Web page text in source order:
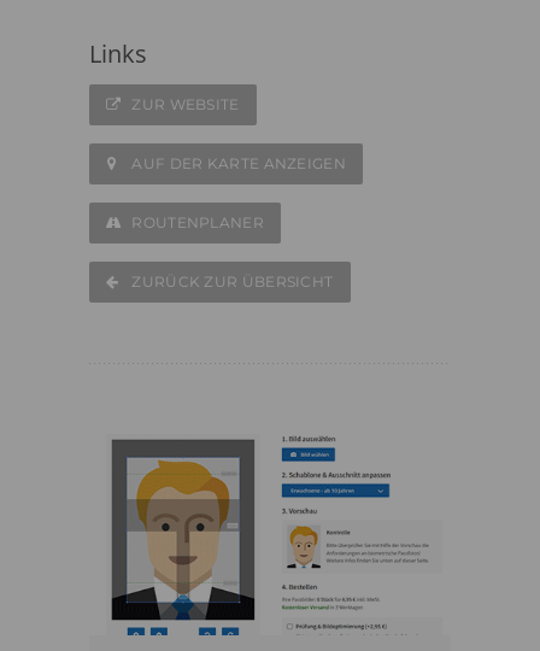
Links
ZUR WEBSITE
AUF DER KARTE ANZEIGEN
ROUTENPLANER
ZURÜCK ZUR ÜBERSICHT